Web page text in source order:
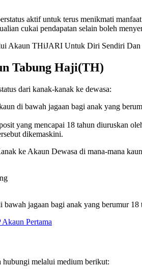
aktif untuk terus menikmati
cukai pendapatan selain boleh
Akaun THiJARI Untuk Diri Sendiri Dan
Tabung Haji(TH)
dari kanak-kanak ke dewasa:
di bawah jagaan bagi anak yang
yang mencapai 18 tahun diuruskan
dikemaskini.
ke Akaun Dewasa di mana-mana
jagaan bagi anak yang berumur 18
Pertama
hubungi melalui medium berikut: